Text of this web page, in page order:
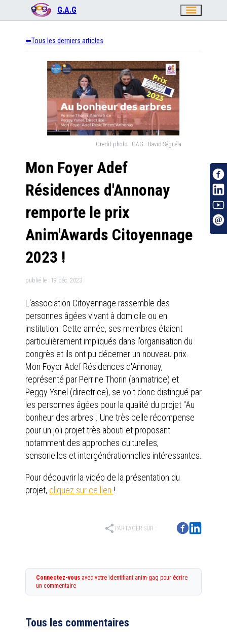
G.A.G menu
Tous les derniers articles
Credit photo : GAG - David Séguéla
Mon Foyer Adef
Résidences d'Annonay
remporte le prix
Anim'Awards Citoyennage
2023 !
publié le : 19 déc. 2023
L'association Citoyennage rassemble des
personnes âgées vivant à domicile ou en
institution. Cette année, ses membres étaient
particulièrement impliqués dans l'organisation du
congrès et ils ont pu décerner un nouveau prix.
Mon Foyer Adef Résidences d'Annonay,
représenté par Perrine Thorin (animatrice) et
Peggy Ysnel (directrice), se voit donc distingué par
les personnes âgées pour la qualité du projet "Au
bonheur des arbres". Une très belle récompense
pour un joli projet très abouti et proposant
notamment des approches culturelles,
sensorielles et intergénérationnelles intéressantes.
Pour découvrir la vidéo de la présentation du
projet, cliquez sur ce lien !
share PARTAGER SUR :
Connectez-vous avec votre identifiant anim-gag pour écrire
un commentaire
Tous les commentaires